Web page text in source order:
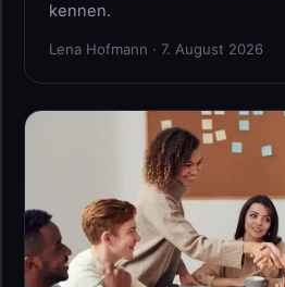
kennen.
Lena Hofmann · 7. August 2026